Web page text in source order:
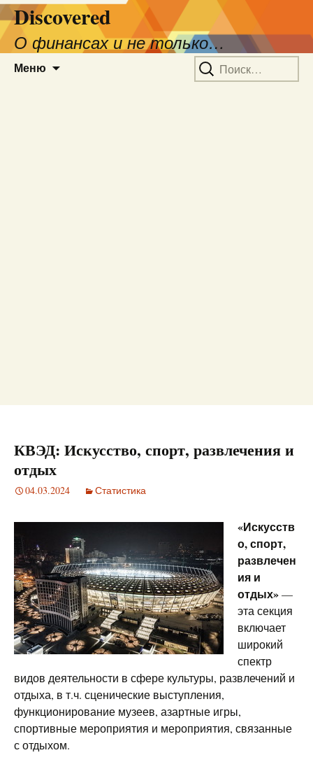
Discovered
О финансах и не только…
Меню Найти:
КВЭД: Искусство, спорт, развлечения и
отдых
04.03.2024 Статистика
«Искусств
о, спорт,
развлечен
ия и
отдых»—
эта секция
включает
широкий
спектр
видов деятельности в сфере культуры, развлечений и
отдыха, в т.ч. сценические выступления,
функционирование музеев, азартные игры,
спортивные мероприятия и мероприятия, связанные
с отдыхом.